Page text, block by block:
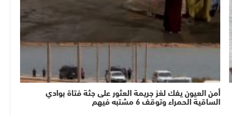
أمن العيون يفك لغز جريمة العثور على جثة فتاة بوادي
الساقية الحمراء وتوقف 6 مشتبه فيهم